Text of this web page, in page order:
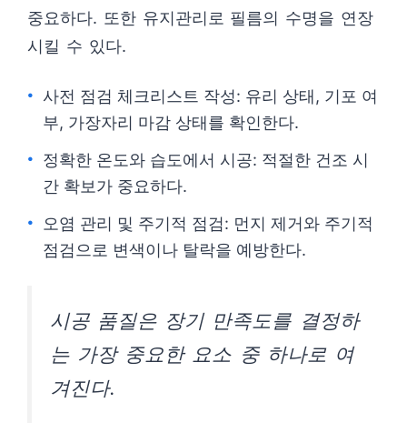
중요하다. 또한 유지관리로 필름의 수명을 연장
시킬 수 있다.
사전 점검 체크리스트 작성: 유리 상태, 기포 여
부, 가장자리 마감 상태를 확인한다.
정확한 온도와 습도에서 시공: 적절한 건조 시
간 확보가 중요하다.
오염 관리 및 주기적 점검: 먼지 제거와 주기적
점검으로 변색이나 탈락을 예방한다.
시공 품질은 장기 만족도를 결정하
는 가장 중요한 요소 중 하나로 여
겨진다.